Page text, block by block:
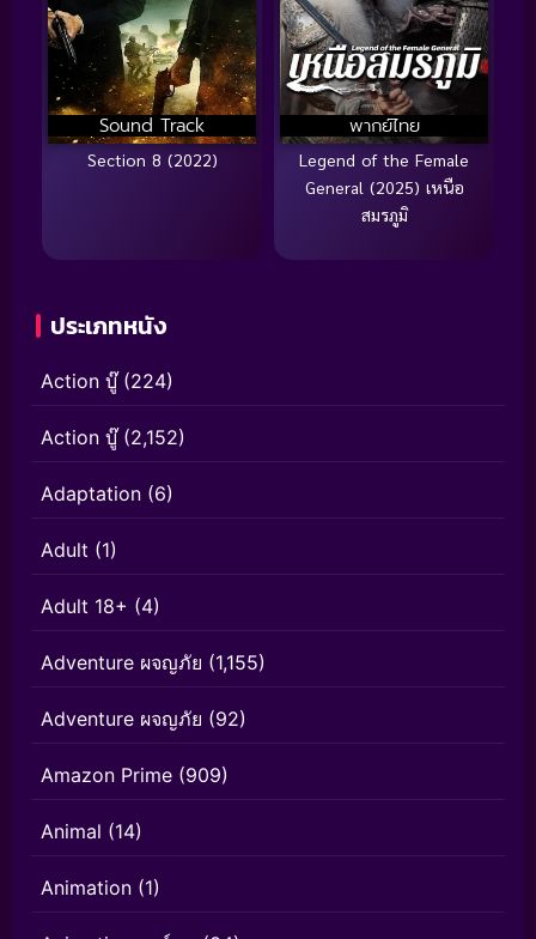
Sound Track
Section 8 (2022)
พากย์ไทย
Legend of the Female
General (2025) เหนือ
สมรภูมิ
ประเภทหนัง
Action บู๊(224)
Action บู๊(2,152)
Adaptation (6)
Adult (1)
Adult 18+ (4)
Adventure ผจญภัย (1,155)
Adventure ผจญภัย (92)
Amazon Prime (909)
Animal (14)
Animation (1)